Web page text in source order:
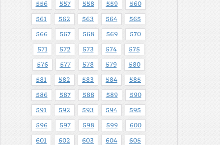
556 557 558 559 560
561 562 563 564 565
566 567 568 569 570
571 572 573 574 575
576 577 578 579 580
581 582 583 584 585
586 587 588 589 590
591 592 593 594 595
596 597 598 599 600
601 602 603 604 605